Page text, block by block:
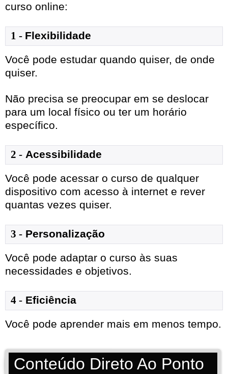
curso online:
1 - Flexibilidade
Você pode estudar quando quiser, de onde
quiser.
Não precisa se preocupar em se deslocar
para um local físico ou ter um horário
específico.
2 - Acessibilidade
Você pode acessar o curso de qualquer
dispositivo com acesso à internet e rever
quantas vezes quiser.
3 - Personalização
Você pode adaptar o curso às suas
necessidades e objetivos.
4 - Eficiência
Você pode aprender mais em menos tempo.
Conteúdo Direto Ao Ponto